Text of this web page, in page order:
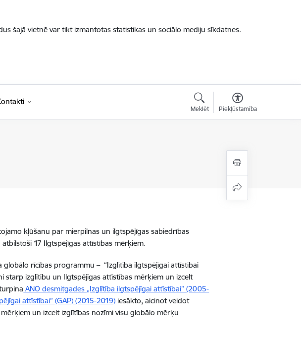
šajā vietnē var tikt izmantotas statistikas un sociālo mediju sīkdatnes.
Meklēt Piekļūstamība
kļūšanu par mierpilnas un ilgtspējīgas sabiedrības
17 Ilgtspējīgas attīstības mērķiem.
globālo rīcības programmu – “Izglītība ilgtspējīgai attīstībai
starp izglītību un Ilgtspējīgas attīstības mērķiem un izcelt
ANO desmitgades „Izglītība ilgtspējīgai attīstībai” (2005-
attīstībai” (GAP) (2015-2019) iesākto, aicinot veidot
un izcelt izglītības nozīmi visu globālo mērķu